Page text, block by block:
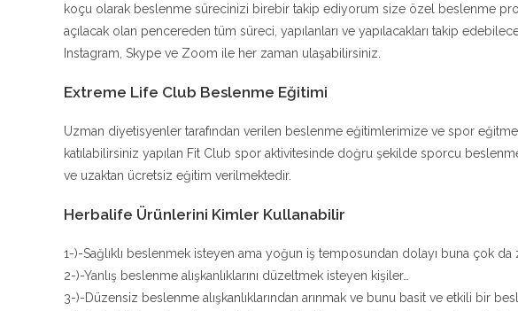
koçu olarak beslenme sürecinizi birebir takip ediyorum size özel beslenme
açılacak olan pencereden tüm süreci, yapılanları ve yapılacakları takip
Instagram, Skype ve Zoom ile her zaman ulaşabilirsiniz.
Extreme Life Club Beslenme Eğitimi
Uzman diyetisyenler tarafından verilen beslenme eğitimlerimize ve spor
katılabilirsiniz yapılan Fit Club spor aktivitesinde doğru şekilde sporcu
ve uzaktan ücretsiz eğitim verilmektedir.
Herbalife Ürünlerini Kimler Kullanabilir
1-)-Sağlıklı beslenmek isteyen ama yoğun iş temposundan dolayı buna çok da
2-)-Yanlış beslenme alışkanlıklarını düzeltmek isteyen kişiler…
3-)-Düzensiz beslenme alışkanlıklarından arınmak ve bunu basit ve etkili bir